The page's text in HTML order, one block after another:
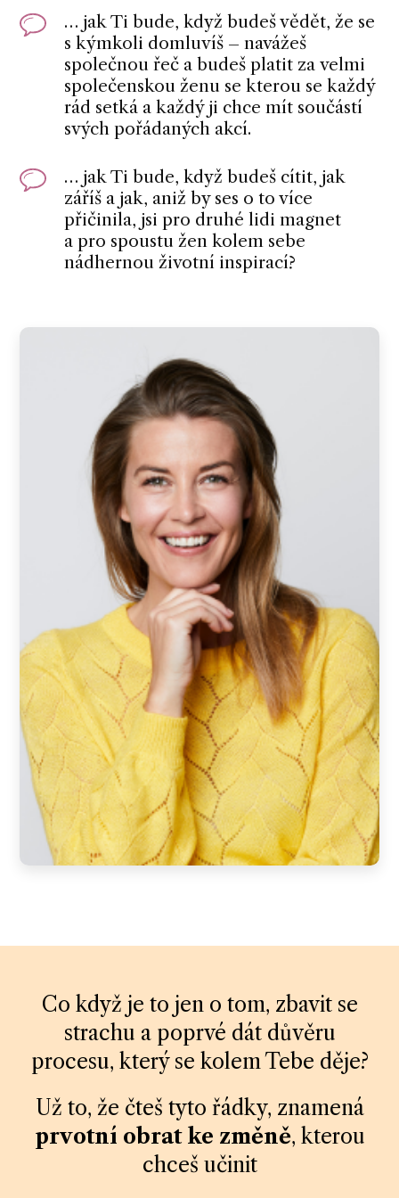
… jak Ti bude, když budeš vědět, že se
s kýmkoli domluvíš – navážeš
společnou řeč a budeš platit za velmi
společenskou ženu se kterou se každý
rád setká a každý ji chce mít součástí
svých pořádaných akcí.
… jak Ti bude, když budeš cítit, jak
záříš a jak, aniž by ses o to více
přičinila, jsi pro druhé lidi magnet
a pro spoustu žen kolem sebe
nádhernou životní inspirací?
Co když je to jen o tom, zbavit se
strachu a poprvé dát důvěru
procesu, který se kolem Tebe děje?
Už to, že čteš tyto řádky, znamená
prvotní obrat ke změně, kterou
chceš učinit